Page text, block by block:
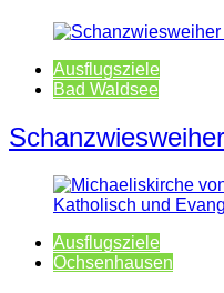
Ausflugsziele
Bad Waldsee
Ausflugsziele
Ochsenhausen